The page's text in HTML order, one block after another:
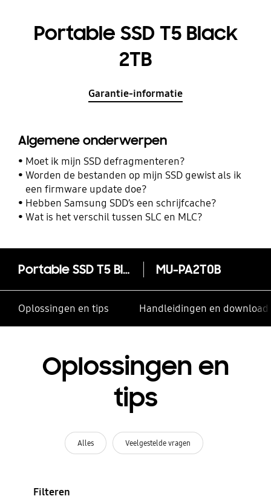
Portable SSD T5 Black
2TB
Garantie-informatie
Algemene onderwerpen
Moet ik mijn SSD defragmenteren?
Worden de bestanden op mijn SSD gewist als ik
een firmware update doe?
Hebben Samsung SDD’s een schrijfcache?
Wat is het verschil tussen SLC en MLC?
Portable SSD T5 Black 2TB MU-PA2T0B
Oplossingen en tips Handleidingen en
Oplossingen en
tips
Alles Veelgestelde vragen
Filteren